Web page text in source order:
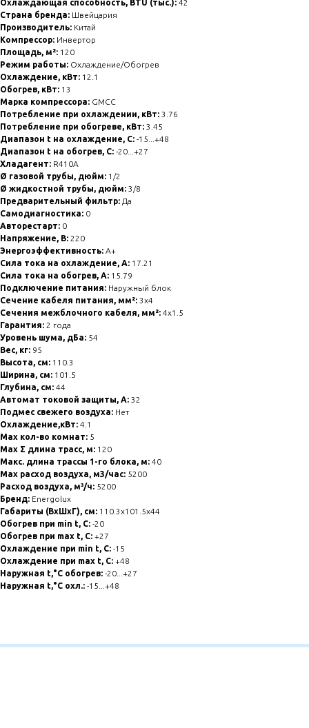
Охлаждающая способность, BTU (тыс.): 42
Страна бренда: Швейцария
Производитель: Китай
Компрессор: Инвертор
Площадь, м²: 120
Режим работы: Охлаждение/Обогрев
Охлаждение, кВт: 12.1
Обогрев, кВт: 13
Марка компрессора: GMCC
Потребление при охлаждении, кВт: 3.76
Потребление при обогреве, кВт: 3.45
Диапазон t на охлаждение, С: -15...+48
Диапазон t на обогрев, С: -20...+27
Хладагент: R410A
Ø газовой трубы, дюйм: 1/2
Ø жидкостной трубы, дюйм: 3/8
Предварительный фильтр: Да
Самодиагностика: 0
Авторестарт: 0
Напряжение, В: 220
Энергоэффективность: A+
Сила тока на охлаждение, А: 17.21
Сила тока на обогрев, А: 15.79
Подключение питания: Наружный блок
Сечение кабеля питания, мм²: 3x4
Сечения межблочного кабеля, мм²: 4x1.5
Гарантия: 2 года
Уровень шума, дБа: 54
Вес, кг: 95
Высота, см: 110.3
Ширина, см: 101.5
Глубина, см: 44
Автомат токовой защиты, А: 32
Подмес свежего воздуха: Нет
Охлаждение,кВт: 4.1
Max кол-во комнат: 5
Max Σ длина трасс, м: 120
Макс. длина трассы 1-го блока, м: 40
Max расход воздуха, м3/час: 5200
Расход воздуха, м³/ч: 5200
Бренд: Energolux
Габариты (ВхШхГ), см: 110.3x101.5x44
Обогрев при min t, C: -20
Обогрев при max t, C: +27
Охлаждение при min t, С: -15
Охлаждение при max t, C: +48
Наружная t,°C обогрев: -20...+27
Наружная t,°C охл.: -15...+48